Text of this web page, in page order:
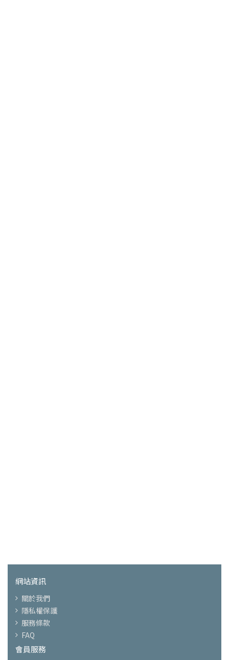
網站資訊
關於我們
隱私權保護
服務條款
FAQ
會員服務